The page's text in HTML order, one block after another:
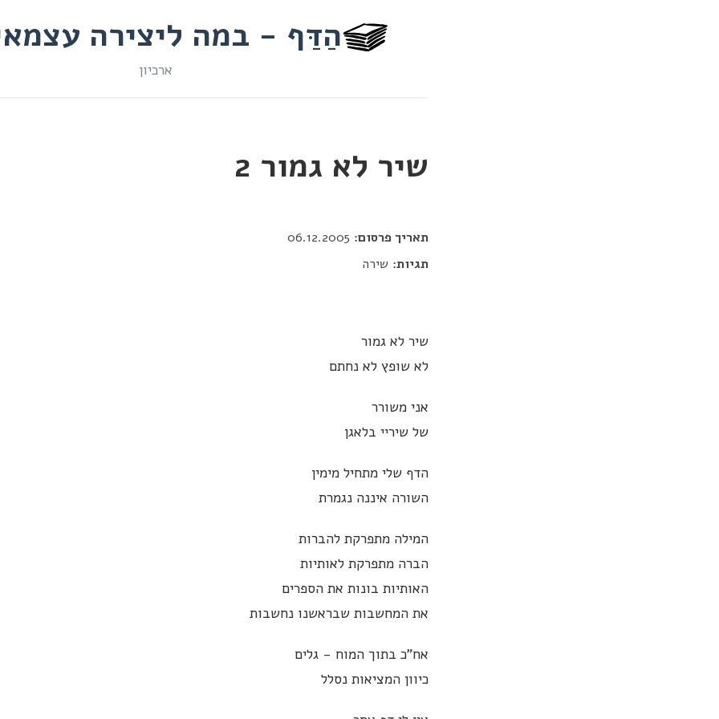
הַדַּף - במה ליצירה
ארכיון
שיר לא גמור 2
תאריך פרסום:
תגיות: שירה
שיר לא גמור
לא שופץ לא נחתם
אני משורר
של שיריי בלאגן
הדף שלי מתחיל מימין
השורה איננה נגמרת
המילה מתפרקת להברות
הברה מתפרקת לאותיות
האותיות בונות את הספרים
את המחשבות שבראשנו נחשבות
אח"כ בתוך המוח - גלים
כיוון המציאות נסלל